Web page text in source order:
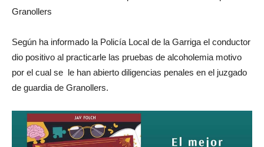
Granollers
Según ha informado la Policía Local de la Garriga el conductor
dio positivo al practicarle las pruebas de alcoholemia motivo
por el cual se le han abierto diligencias penales en el juzgado
de guardia de Granollers.